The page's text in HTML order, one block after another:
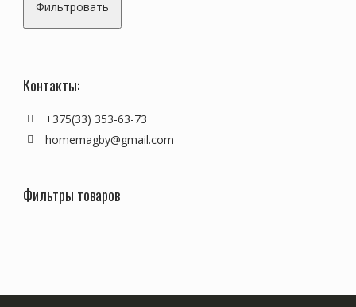
Фильтровать
Контакты:
+375(33) 353-63-73
homemagby@gmail.com
Фильтры товаров